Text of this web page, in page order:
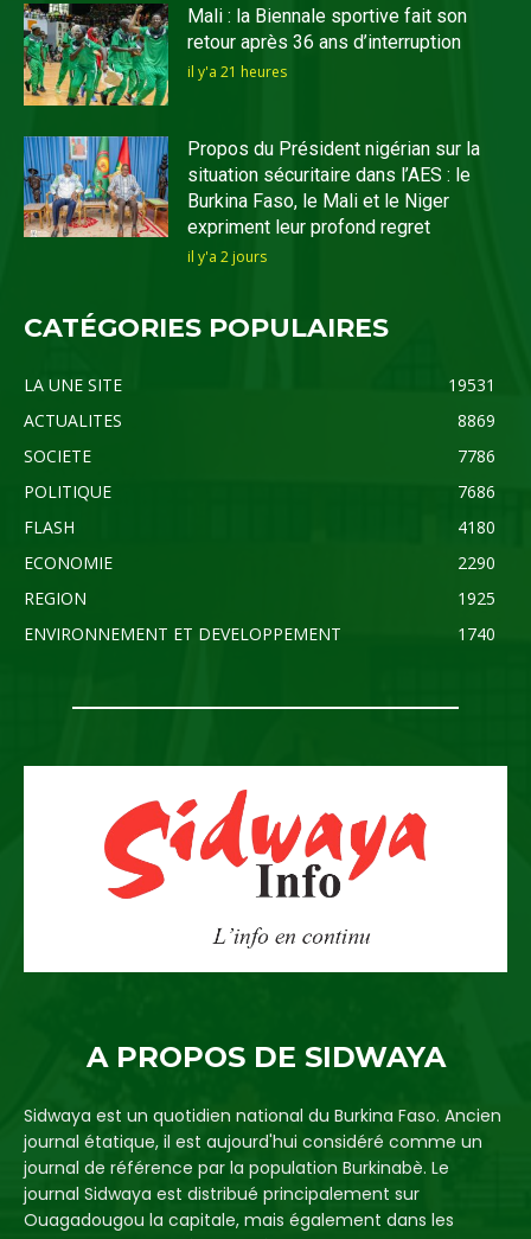
Mali : la Biennale sportive fait son
retour après 36 ans d’interruption
il y'a 21 heures
Propos du Président nigérian sur la
situation sécuritaire dans l’AES : le
Burkina Faso, le Mali et le Niger
expriment leur profond regret
il y'a 2 jours
CATÉGORIES POPULAIRES
LA UNE SITE
19531
ACTUALITES
8869
SOCIETE
7786
POLITIQUE
7686
FLASH
4180
ECONOMIE
2290
REGION
1925
ENVIRONNEMENT ET DEVELOPPEMENT
1740
A PROPOS DE SIDWAYA
Sidwaya est un quotidien national du Burkina Faso. Ancien
journal étatique, il est aujourd'hui considéré comme un
journal de référence par la population Burkinabè. Le
journal Sidwaya est distribué principalement sur
Ouagadougou la capitale, mais également dans les